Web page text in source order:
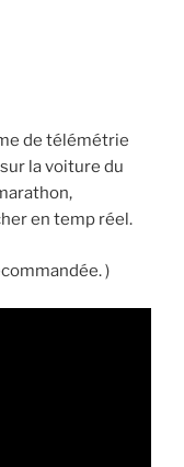
de télémétrie
la voiture du
en temp réel.
)